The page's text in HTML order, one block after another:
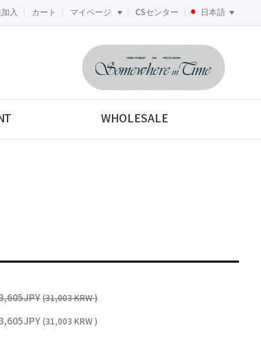
入 カート マイページ CSセンター 日本語
<-->
WHOLESALE
(31,003 KRW )
(31,003 KRW )